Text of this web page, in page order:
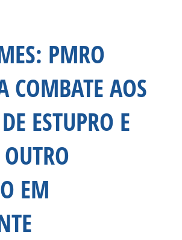
PMRO
COMBATE AOS
ESTUPRO E
EM